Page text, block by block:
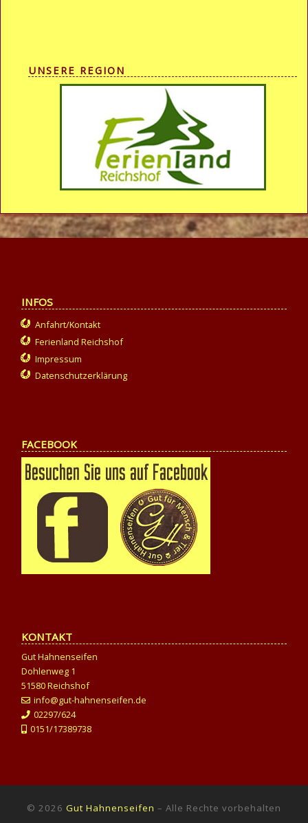
UNSERE REGION
INFOS
Anfahrt/Kontakt
Ferienland Reichshof
Impressum
Datenschutzerklärung
FACEBOOK
KONTAKT
Gut Hahnenseifen
Dohlenweg 1
51580 Reichshof
info@gut-hahnenseifen.de
02297/624
0151/17389738
© 2026 Gut Hahnenseifen – Alle Rechte vorbehalten